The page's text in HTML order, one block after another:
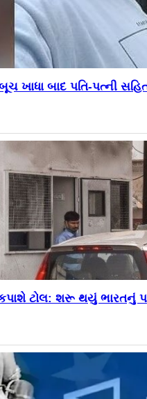
ખાધા બાદ પતિ-પત્ની
ટોલ: શરૂ થયું ભારતનું